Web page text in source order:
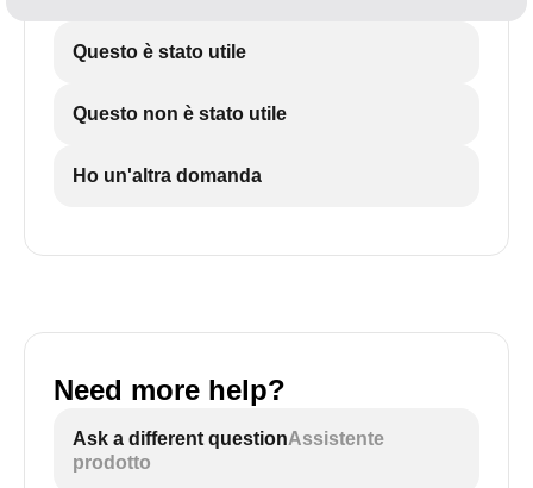
Questo è stato utile
Questo non è stato utile
Ho un'altra domanda
Need more help?
Ask a different questionAssistente
prodotto